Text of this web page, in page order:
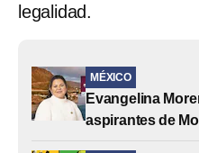
legalidad.
MÉXICO
Evangelina
aspirantes de